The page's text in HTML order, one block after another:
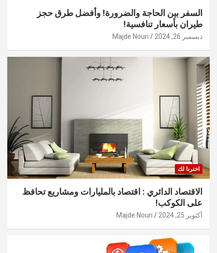
السفر بين الحاجة والضرورة! وأفضل طرق حجز
طيران بأسعار تنافسية!
ديسمبر 26, 2024 Majde Nouri
اخترنا لك
الاقتصاد الدائري : اقتصاد بالمليارات ومشاريع تحافظ
على الكوكب!
أكتوبر 25, 2024 Majde Nouri